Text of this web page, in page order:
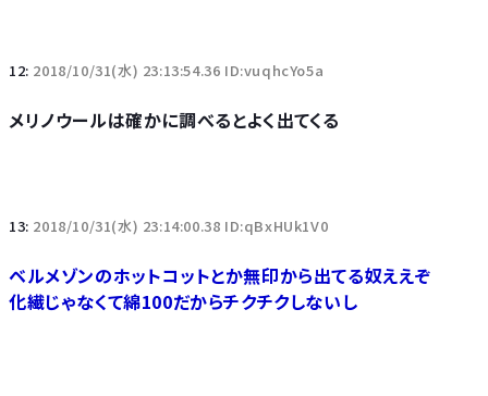
12: 2018/10/31(水) 23:13:54.36 ID:vuqhcYo5a
メリノウールは確かに調べるとよく出てくる
13: 2018/10/31(水) 23:14:00.38 ID:qBxHUk1V0
ベルメゾンのホットコットとか無印から出てる奴ええぞ
化繊じゃなくて綿100だからチクチクしないし